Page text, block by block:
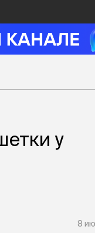
у
8